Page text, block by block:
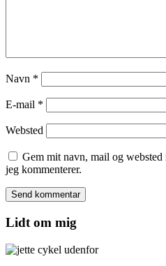
Navn *
E-mail *
Websted
Gem mit navn, mail og
jeg kommenterer.
Lidt om mig